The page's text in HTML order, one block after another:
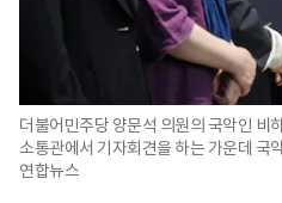
더불어민주당 양문석 의원의 국악인 비
소통관에서 기자회견을 하는 가운데 국
연합뉴스